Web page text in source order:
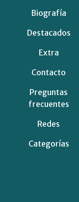
Biografía
Destacados
Extra
Contacto
Preguntas
frecuentes
Redes
Categorías